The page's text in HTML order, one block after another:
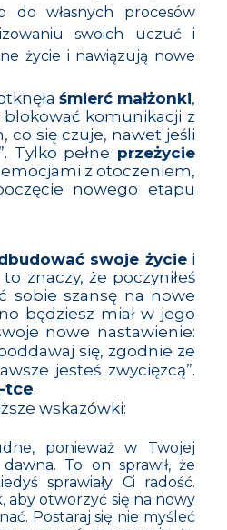
do własnych procesów
swoich uczuć i
życie i nawiązują nowe
śmierć małżonki,
komunikacji z
co się czuje, nawet jeśli
Tylko pełne przeżycie
z otoczeniem,
nowego etapu
swoje życiei
znaczy, że poczyniłeś
sobie szansę na nowe
będziesz miał w jego
nowe nastawienie:
się, zgodnie ze
jesteś zwycięzcą”.
tce.
wskazówki:
ponieważ w Twojej
To on sprawił, że
sprawiały Ci radość.
aby otworzyć się na nowy
Postaraj się nie myśleć